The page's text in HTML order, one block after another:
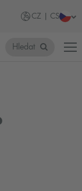
CZ | CS
Hledat